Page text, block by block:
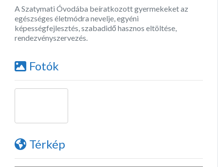
A Szatymati Óvodába beíratkozott gyermekeket az
egészséges életmódra nevelje, egyéni
képességfejlesztés, szabadidő hasznos eltöltése,
rendezvényszervezés.
Fotók
Térkép